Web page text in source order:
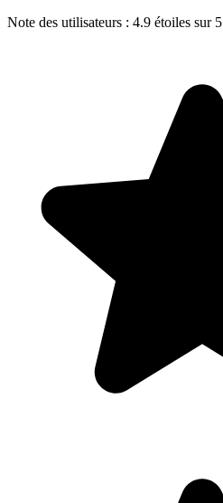
Note des utilisateurs : 4.9 étoiles sur 5